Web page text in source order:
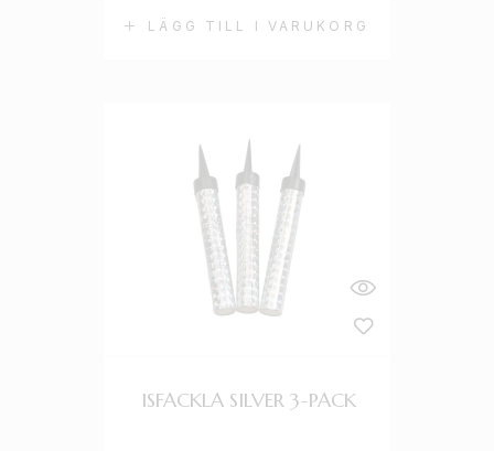
LÄGG TILL I VARUKORG
ISFACKLA SILVER 3-PACK